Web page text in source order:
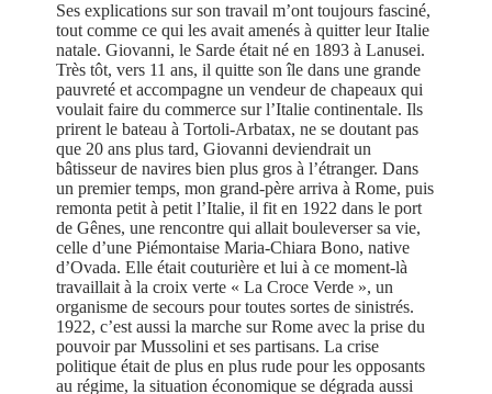
Ses explications sur son travail m’ont toujours fasciné,
tout comme ce qui les avait amenés à quitter leur Italie
natale. Giovanni, le Sarde était né en 1893 à Lanusei.
Très tôt, vers 11 ans, il quitte son île dans une grande
pauvreté et accompagne un vendeur de chapeaux qui
voulait faire du commerce sur l’Italie continentale. Ils
prirent le bateau à Tortoli-Arbatax, ne se doutant pas
que 20 ans plus tard, Giovanni deviendrait un
bâtisseur de navires bien plus gros à l’étranger. Dans
un premier temps, mon grand-père arriva à Rome, puis
remonta petit à petit l’Italie, il fit en 1922 dans le port
de Gênes, une rencontre qui allait bouleverser sa vie,
celle d’une Piémontaise Maria-Chiara Bono, native
d’Ovada. Elle était couturière et lui à ce moment-là
travaillait à la croix verte « La Croce Verde », un
organisme de secours pour toutes sortes de sinistrés.
1922, c’est aussi la marche sur Rome avec la prise du
pouvoir par Mussolini et ses partisans. La crise
politique était de plus en plus rude pour les opposants
au régime, la situation économique se dégrada aussi